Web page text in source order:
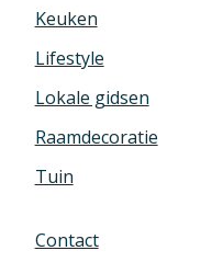
Keuken
Lifestyle
Lokale gidsen
Raamdecoratie
Tuin
Contact